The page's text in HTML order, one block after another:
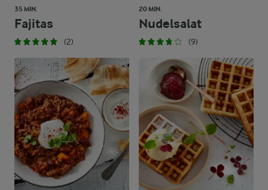
35 MIN.
Fajitas
(2)
20 MIN.
Nudelsalat
(9)